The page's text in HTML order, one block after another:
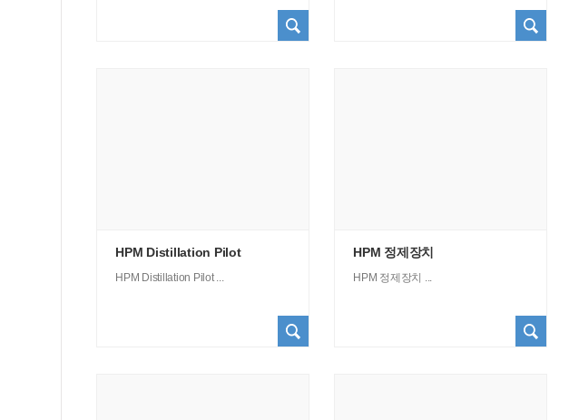
HPM Distillation Pilot
HPM Distillation Pilot ...
HPM 정제장치
HPM 정제장치 ...